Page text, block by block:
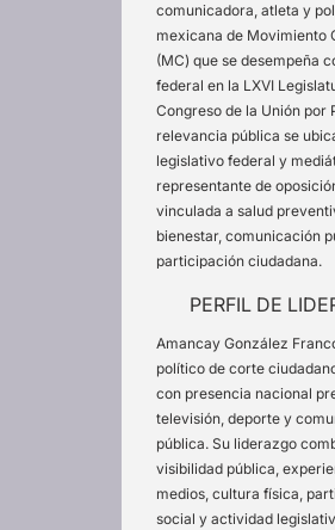
comunicadora, atleta y
mexicana de Movimiento
(MC) que se desempeña
federal en la LXVI
Congreso de la Unión por
relevancia pública se
legislativo federal y
representante de
vinculada a salud
bienestar, comunicación
participación ciudadana.
PERFIL DE
Amancay González
político de corte
con presencia nacional
televisión, deporte y
pública. Su liderazgo
visibilidad pública,
medios, cultura física,
social y actividad